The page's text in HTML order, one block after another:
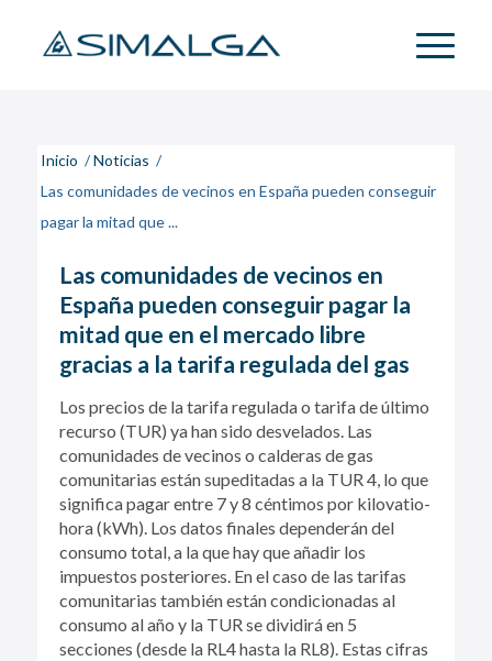
Inicio / Noticias /
Las comunidades de vecinos en España pueden conseguir
pagar la mitad que ...
Las comunidades de vecinos en
España pueden conseguir pagar la
mitad que en el mercado libre
gracias a la tarifa regulada del gas
Los precios de la tarifa regulada o tarifa de último
recurso (TUR) ya han sido desvelados. Las
comunidades de vecinos o calderas de gas
comunitarias están supeditadas a la TUR 4, lo que
significa pagar entre 7 y 8 céntimos por kilovatio-
hora (kWh). Los datos finales dependerán del
consumo total, a la que hay que añadir los
impuestos posteriores. En el caso de las tarifas
comunitarias también están condicionadas al
consumo al año y la TUR se dividirá en 5
secciones (desde la RL4 hasta la RL8). Estas cifras